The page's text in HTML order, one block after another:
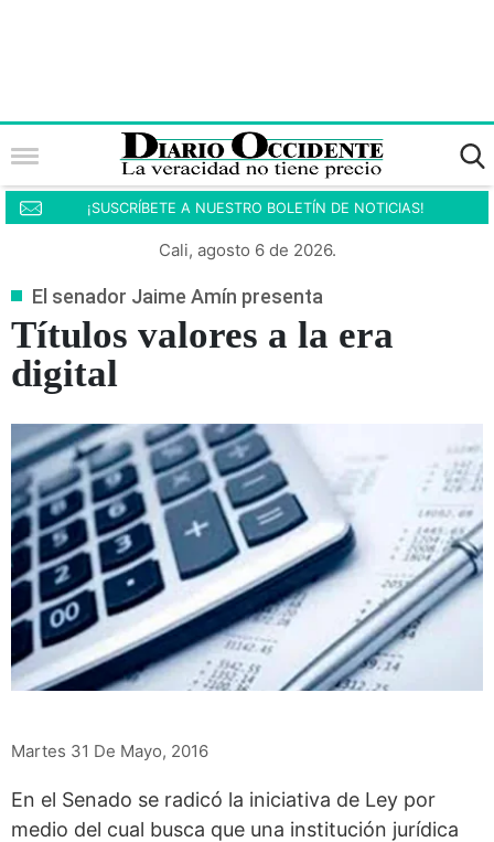
¡SUSCRÍBETE A NUESTRO BOLETÍN DE NOTICIAS!
Cali, agosto 6 de 2026.
El senador Jaime Amín presenta
Títulos valores a la era
digital
Martes 31 De Mayo, 2016
En el Senado se radicó la iniciativa de Ley por
medio del cual busca que una institución jurídica